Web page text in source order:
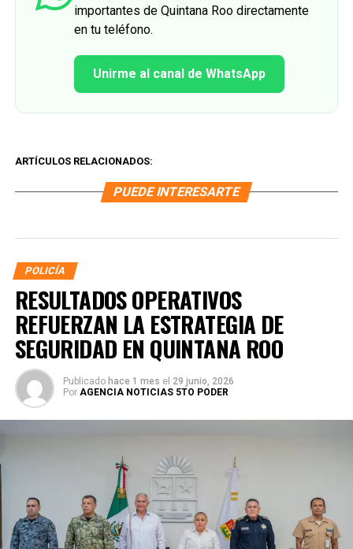
importantes de Quintana Roo directamente
en tu teléfono.
Unirme al canal de WhatsApp
ARTÍCULOS RELACIONADOS:
PUEDE INTERESARTE
POLICÍA
RESULTADOS OPERATIVOS
REFUERZAN LA ESTRATEGIA DE
SEGURIDAD EN QUINTANA ROO
Publicado hace 1 mes el 29 junio, 2026
Por AGENCIA NOTICIAS 5TO PODER